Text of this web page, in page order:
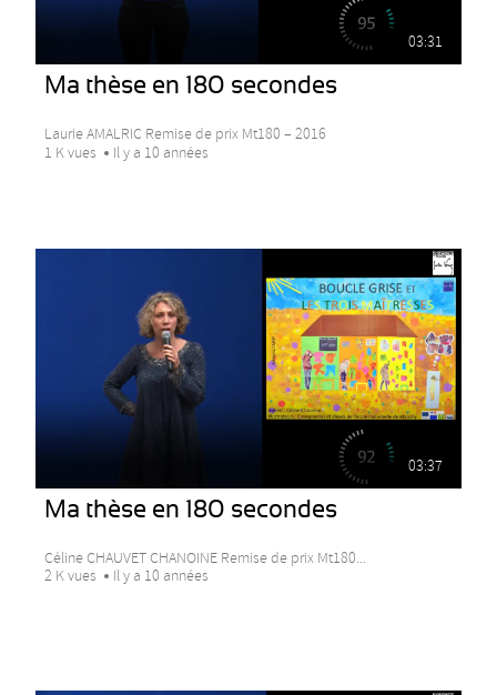
03:31
Ma thèse en 180 secondes
Laurie AMALRIC Remise de prix Mt180 – 2016
1 K vues
Il y a 10 années
03:37
Ma thèse en 180 secondes
Céline CHAUVET CHANOINE Remise de prix Mt180...
2 K vues
Il y a 10 années